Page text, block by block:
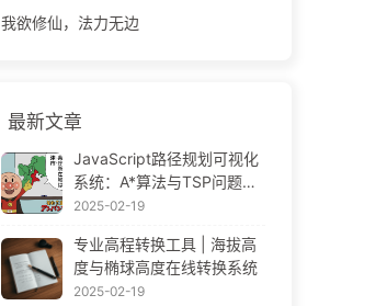
我欲修仙，法力无边
最新文章
JavaScript路径规划可视化
系统：A*算法与TSP问题解
决方案
2025-02-19
专业高程转换工具 | 海拔高
度与椭球高度在线转换系统
2025-02-19